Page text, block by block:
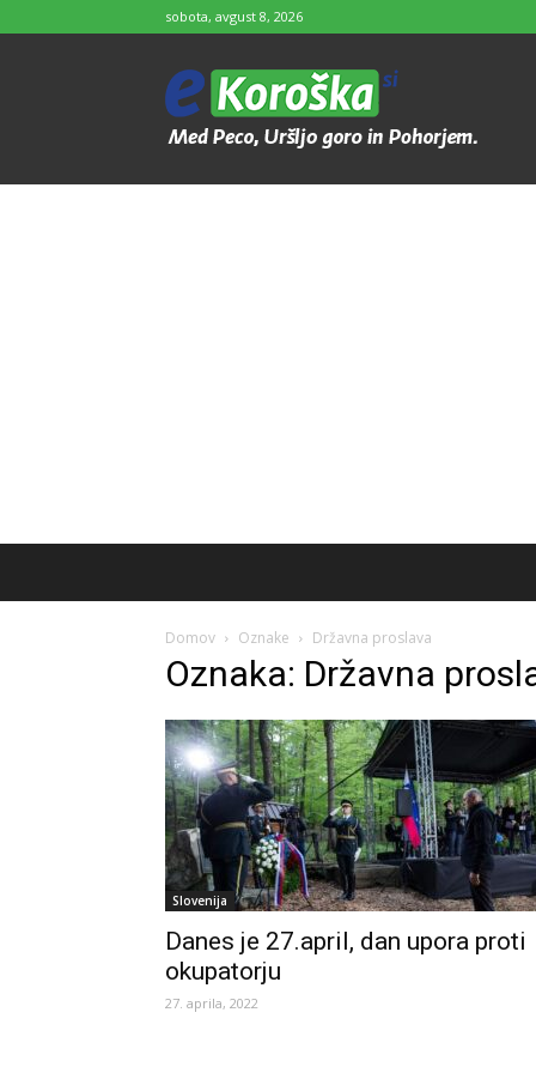
sobota, avgust 8, 2026
e-
Koroška
Domov Oznake Državna proslava
Oznaka: Državna
Slovenija
Danes je 27.april, dan upora proti
okupatorju
27. aprila, 2022